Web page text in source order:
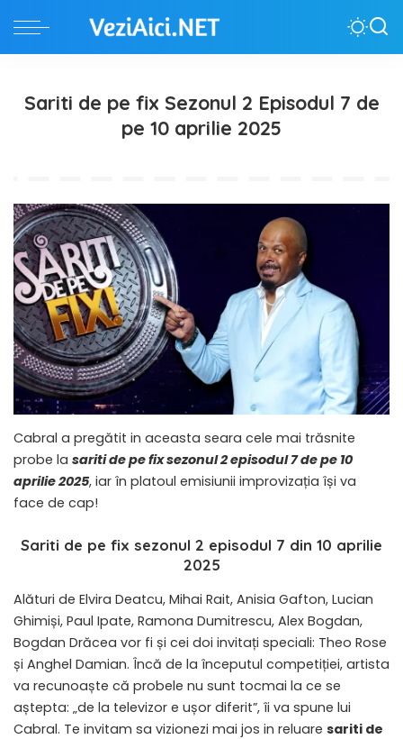
Sariti de pe fix Sezonul 2 Episodul 7 de
pe 10 aprilie 2025
Cabral a pregătit in aceasta seara cele mai trăsnite
probe la sariti de pe fix sezonul 2 episodul 7 de pe 10
aprilie 2025, iar în platoul emisiunii improvizația își va
face de cap!
Sariti de pe fix sezonul 2 episodul 7 din 10 aprilie
2025
Alături de Elvira Deatcu, Mihai Rait, Anisia Gafton, Lucian
Ghimiși, Paul Ipate, Ramona Dumitrescu, Alex Bogdan,
Bogdan Drăcea vor fi și cei doi invitați speciali: Theo Rose
și Anghel Damian. Încă de la începutul competiției, artista
va recunoaște că probele nu sunt tocmai la ce se
aștepta: „de la televizor e ușor diferit”, îi va spune lui
Cabral. Te invitam sa vizionezi mai jos in reluare sariti de